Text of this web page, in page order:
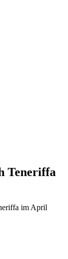
Teneriffa
im April